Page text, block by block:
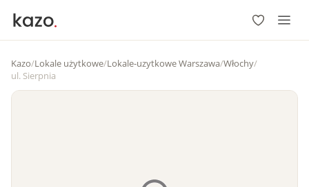
Kazo/Lokale użytkowe/Lokale-uzytkowe Warszawa/Włochy/
ul. Sierpnia